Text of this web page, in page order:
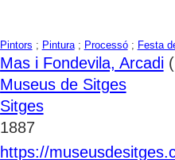
Pintors ; Pintura; Processó; Festa
Mas i Fondevila, Arcadi
Museus de Sitges
Sitges
1887
https://